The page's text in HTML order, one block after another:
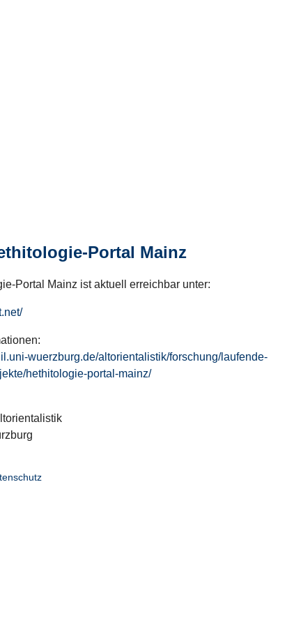
Portal Mainz
Portal Mainz ist aktuell erreichbar unter:
wuerzburg.de/altorientalistik/forschung/laufende-
hethitologie-portal-mainz/